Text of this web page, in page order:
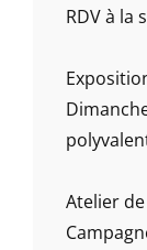
RDV à la
Atelier